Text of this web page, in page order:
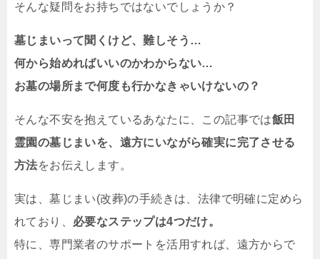
そんな疑問をお持ちではないでしょうか？
墓じまいって聞くけど、難しそう…
何から始めればいいのかわからない…
お墓の場所まで何度も行かなきゃいけないの？
そんな不安を抱えているあなたに、この記事では飯田
霊園の墓じまいを、遠方にいながら確実に完了させる
方法をお伝えします。
実は、墓じまい(改葬)の手続きは、法律で明確に定めら
れており、 必要なステップは4つだけ。
特に、専門業者のサポートを活用すれば、遠方からで